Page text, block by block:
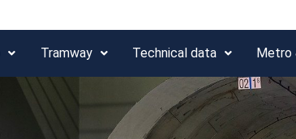
Tramway Technical data Metro